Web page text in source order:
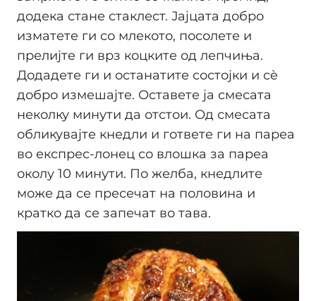
додека стане стаклест. Јајцата добро
изматете ги со млекото, посолете и
прелијте ги врз коцките од лепчиња.
Додадете ги и останатите состојки и сè
добро измешајте. Оставете ја смесата
неколку минути да отстои. Од смесата
обликувајте кнедли и гответе ги на пареа
во експрес-лонец со влошка за пареа
околу 10 минути. По желба, кнедлите
може да се пресечат на половина и
кратко да се запечат во тава.